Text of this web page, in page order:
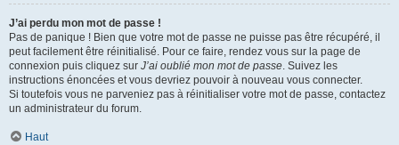
J’ai perdu mon mot de passe !
Pas de panique ! Bien que votre mot de passe ne puisse pas être récupéré, il
peut facilement être réinitialisé. Pour ce faire, rendez vous sur la page de
connexion puis cliquez sur J’ai oublié mon mot de passe. Suivez les
instructions énoncées et vous devriez pouvoir à nouveau vous connecter.
Si toutefois vous ne parveniez pas à réinitialiser votre mot de passe, contactez
un administrateur du forum.
Haut